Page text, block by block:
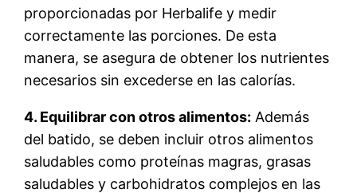
proporcionadas por Herbalife y medir
correctamente las porciones. De esta
manera, se asegura de obtener los nutrientes
necesarios sin excederse en las calorías.
4. Equilibrar con otros alimentos: Además
del batido, se deben incluir otros alimentos
saludables como proteínas magras, grasas
saludables y carbohidratos complejos en las